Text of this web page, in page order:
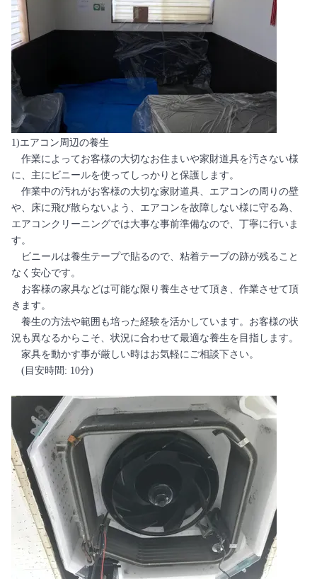
1)エアコン周辺の養生
作業によってお客様の大切なお住まいや家財道具を汚さない様
に、主にビニールを使ってしっかりと保護します。
作業中の汚れがお客様の大切な家財道具、エアコンの周りの壁
や、床に飛び散らないよう、エアコンを故障しない様に守る為、
エアコンクリーニングでは大事な事前準備なので、丁寧に行いま
す。
ビニールは養生テープで貼るので、粘着テープの跡が残ること
なく安心です。
お客様の家具などは可能な限り養生させて頂き、作業させて頂
きます。
養生の方法や範囲も培った経験を活かしています。お客様の状
況も異なるからこそ、状況に合わせて最適な養生を目指します。
家具を動かす事が厳しい時はお気軽にご相談下さい。
(目安時間: 10分)